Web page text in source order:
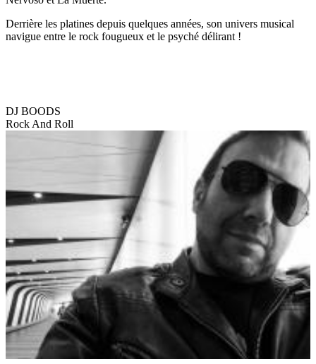
Derrière les platines depuis quelques années, son univers musical
navigue entre le rock fougueux et le psyché délirant !
DJ BOODS
Rock And Roll